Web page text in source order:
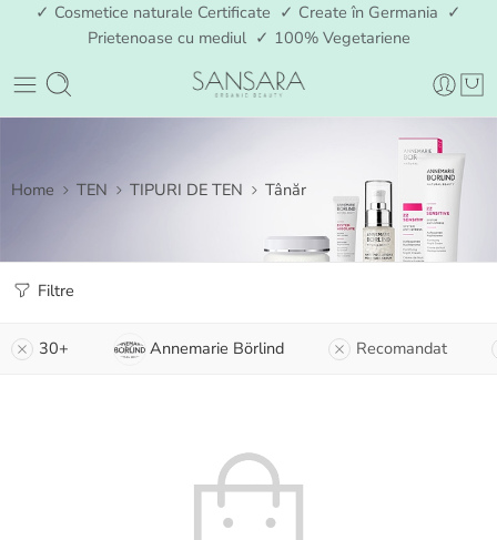
✓ Cosmetice naturale Certificate ✓ Create în Germania ✓
Prietenoase cu mediul ✓ 100% Vegetariene
Home TEN TIPURI DE TEN Tânăr
Filtre
30+ Annemarie Börlind Recomandat